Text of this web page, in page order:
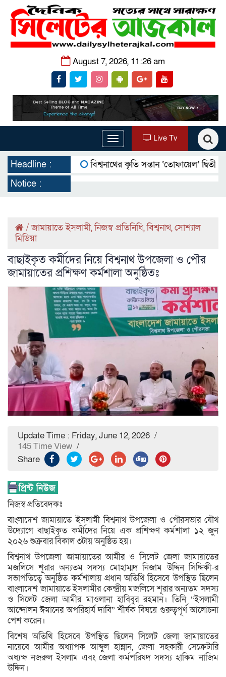
August 7, 2026, 11:26 am
Toggle
navigation
Live Tv
Headline :
বিশ্বনাথের কৃতি সন্তান ‘তোফায়েল’ দ্বিতীয়
Notice :
/জামায়াতে ইসলামী,নিজস্ব প্রতিনিধি,বিশ্বনাথ,সোশ্যাল
মিডিয়া
বাছাইকৃত কর্মীদের নিয়ে বিশ্বনাথ উপজেলা ও পৌর
জামায়াতের প্রশিক্ষণ কর্মশালা অনুষ্ঠিতঃ
Update Time : Friday, June 12, 2026 /
145 Time View /
Share
নিজস্ব প্রতিবেদকঃ
বাংলাদেশ জামায়াতে ইসলামী বিশ্বনাথ উপজেলা ও পৌরসভার যৌথ
উদ্যোগে বাছাইকৃত কর্মীদের নিয়ে এক প্রশিক্ষণ কর্মশালা ১২ জুন
২০২৬ শুক্রবার বিকাল ৩টায় অনুষ্ঠিত হয়।
বিশ্বনাথ উপজেলা জামায়াতের আমীর ও সিলেট জেলা জামায়াতের
মজলিসে শূরার অন্যতম সদস্য মোহাম্মদ নিজাম উদ্দিন সিদ্দিকী-র
সভাপতিত্বে অনুষ্ঠিত কর্মশালায় প্রধান অতিথি হিসেবে উপস্থিত ছিলেন
বাংলাদেশ জামায়াতে ইসলামীর কেন্দ্রীয় মজলিসে শূরার অন্যতম সদস্য
ও সিলেট জেলা আমীর মাওলানা হাবিবুর রহমান। তিনি “ইসলামী
আন্দোলন ঈমানের অপরিহার্য দাবি” শীর্ষক বিষয়ে গুরুত্বপূর্ণ আলোচনা
পেশ করেন।
বিশেষ অতিথি হিসেবে উপস্থিত ছিলেন সিলেট জেলা জামায়াতের
নায়েবে আমীর অধ্যাপক আব্দুল হান্নান, জেলা সহকারী সেক্রেটারি
অধ্যক্ষ নজরুল ইসলাম এবং জেলা কর্মপরিষদ সদস্য হাকিম নাজিম
উদ্দিন।